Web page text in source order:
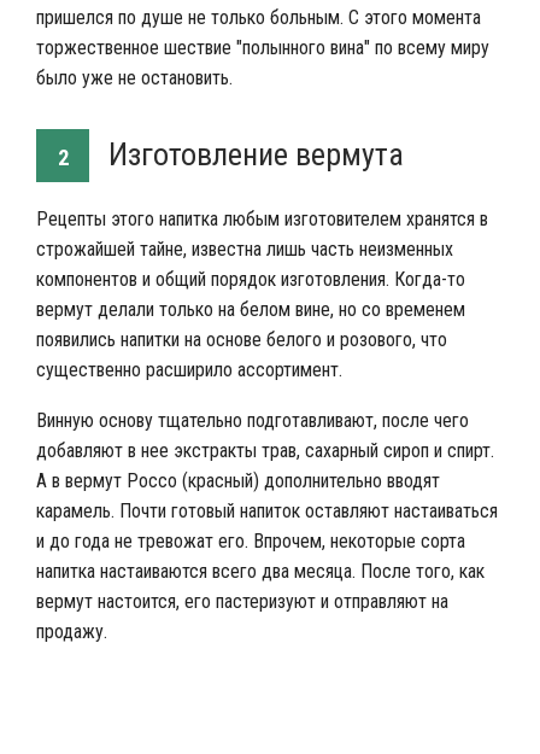
пришелся по душе не только больным. С этого момента
торжественное шествие "полынного вина" по всему миру
было уже не остановить.
2 Изготовление вермута
Рецепты этого напитка любым изготовителем хранятся в
строжайшей тайне, известна лишь часть неизменных
компонентов и общий порядок изготовления. Когда-то
вермут делали только на белом вине, но со временем
появились напитки на основе белого и розового, что
существенно расширило ассортимент.
Винную основу тщательно подготавливают, после чего
добавляют в нее экстракты трав, сахарный сироп и спирт.
А в вермут Россо (красный) дополнительно вводят
карамель. Почти готовый напиток оставляют настаиваться
и до года не тревожат его. Впрочем, некоторые сорта
напитка настаиваются всего два месяца. После того, как
вермут настоится, его пастеризуют и отправляют на
продажу.